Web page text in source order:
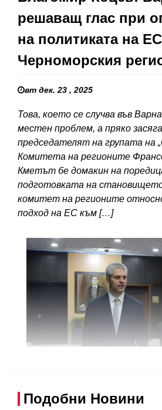
решаващ глас при
на политиката на
Черноморския
вт дек. 23 , 2025
Това, което се случва във
местен проблем, а пряко
председателят на групата на
Комитета на регионите
Кметът бе домакин на
подготовката на
комитет на регионите
подход на ЕС към […]
Подобни Новини